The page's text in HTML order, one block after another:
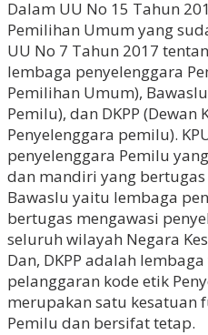
Dalam UU No 15 Tahun
Pemilihan Umum yang
UU No 7 Tahun 2017
lembaga penyelenggara
Pemilihan Umum),
Pemilu), dan DKPP (Dewan
Penyelenggara pemilu).
penyelenggara Pemilu
dan mandiri yang
Bawaslu yaitu lembaga
bertugas mengawasi
seluruh wilayah Negara
Dan, DKPP adalah
pelanggaran kode etik
merupakan satu kesatuan
Pemilu dan bersifat tetap.